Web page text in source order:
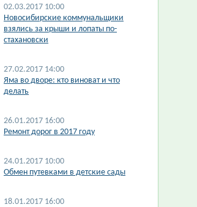
02.03.2017 10:00
Новосибирские коммунальщики
взялись за крыши и лопаты по-
стахановски
27.02.2017 14:00
Яма во дворе: кто виноват и что
делать
26.01.2017 16:00
Ремонт дорог в 2017 году
24.01.2017 10:00
Обмен путевками в детские сады
18.01.2017 16:00